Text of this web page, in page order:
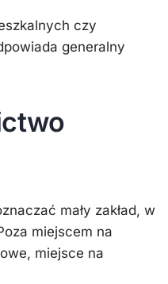
czy
generalny
mały zakład, w
miejscem na
miejsce na